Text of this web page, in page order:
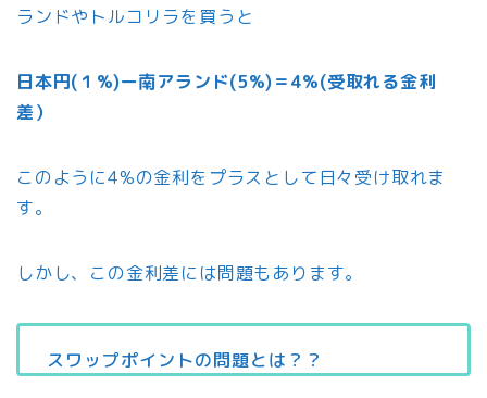
ランドやトルコリラを買うと
日本円(１%)ー南アランド(5%)＝4%(受取れる金利
差）
このように4%の金利をプラスとして日々受け取れま
す。
しかし、この金利差には問題もあります。
スワップポイントの問題とは？？